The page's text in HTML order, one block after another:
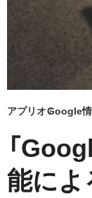
アプリオGoogle
「
能によ